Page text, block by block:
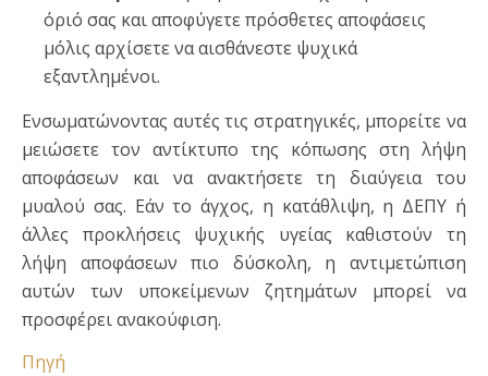
όριό σας και αποφύγετε πρόσθετες αποφάσεις
μόλις αρχίσετε να αισθάνεστε ψυχικά
εξαντλημένοι.
Ενσωματώνοντας αυτές τις στρατηγικές, μπορείτε να
μειώσετε τον αντίκτυπο της κόπωσης στη λήψη
αποφάσεων και να ανακτήσετε τη διαύγεια του
μυαλού σας. Εάν το άγχος, η κατάθλιψη, η ΔΕΠΥ ή
άλλες προκλήσεις ψυχικής υγείας καθιστούν τη
λήψη αποφάσεων πιο δύσκολη, η αντιμετώπιση
αυτών των υποκείμενων ζητημάτων μπορεί να
προσφέρει ανακούφιση.
Πηγή